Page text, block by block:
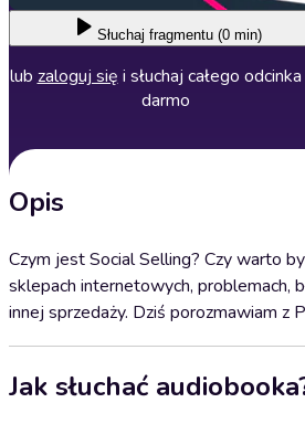
Słuchaj fragmentu (0 min)
lub zaloguj się i słuchaj całego odcinka
darmo
Opis
Czym jest Social Selling? Czy warto
sklepach internetowych, problemach,
innej sprzedaży. Dziś porozmawiam z
Jak słuchać